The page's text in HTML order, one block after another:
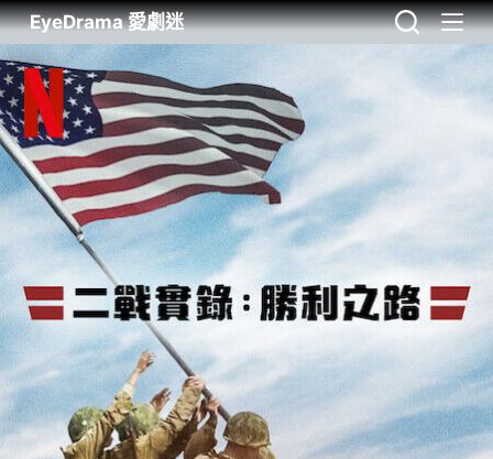
EyeDrama 愛劇迷